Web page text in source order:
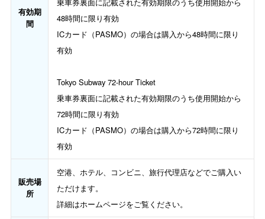
有効期
間
48時間に限り有効
ICカード（PASMO）の場合は購入から48時間に限り
有効
Tokyo Subway 72-hour Ticket
乗車券裏面に記載された有効期限のうち使用開始から
72時間に限り有効
ICカード（PASMO）の場合は購入から72時間に限り
有効
販売場
所
空港、ホテル、コンビニ、旅行代理店などでご購入い
ただけます。
詳細はホームページをご覧ください。